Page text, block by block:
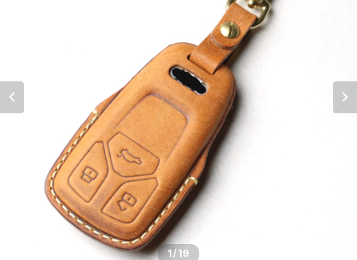
1/19